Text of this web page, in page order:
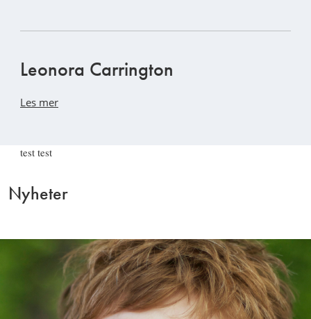
Leonora Carrington
Les mer
test test
Nyheter